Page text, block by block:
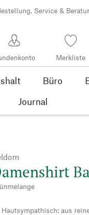
Service &
Merkliste
Büro
Journal
Hautsympathisch: aus